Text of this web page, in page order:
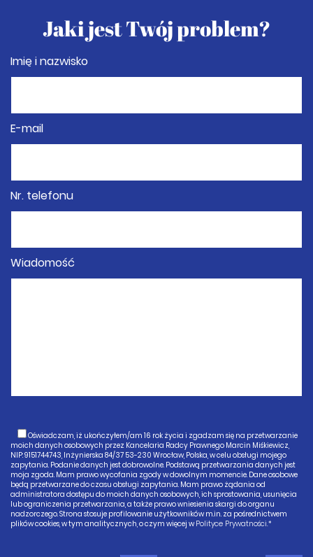
Jaki jest Twój problem?
Imię i nazwisko
E-mail
Nr. telefonu
Wiadomość
Oświadczam, iż ukończyłem/am 16 rok życia i zgadzam się na przetwarzanie
moich danych osobowych przez Kancelaria Radcy Prawnego Marcin Miśkiewicz,
NIP: 9151744743, Inżynierska 84/37 53-230 Wrocław, Polska, w celu obsługi mojego
zapytania. Podanie danych jest dobrowolne. Podstawą przetwarzania danych jest
moja zgoda. Mam prawo wycofania zgody w dowolnym momencie. Dane osobowe
będą przetwarzane do czasu obsługi zapytania. Mam prawo żądania od
administratora dostępu do moich danych osobowych, ich sprostowania, usunięcia
lub ograniczenia przetwarzania, a także prawo wniesienia skargi do organu
nadzorczego. Strona stosuje profilowanie użytkowników m.in. za pośrednictwem
plików cookies, w tym analitycznych, o czym więcej w Polityce Prywatności.*